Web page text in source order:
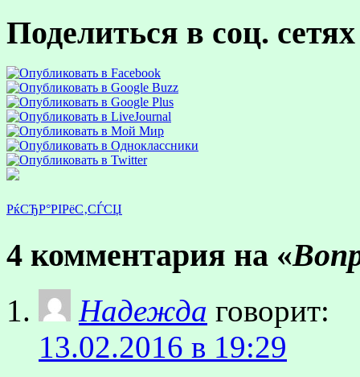
Поделиться в соц. сетях
РќСЂР°РІРёС‚СЃСЏ
4 комментария на «
Надежда говорит:
13.02.2016 в 19:29